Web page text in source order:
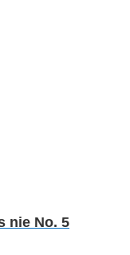
nie No. 5